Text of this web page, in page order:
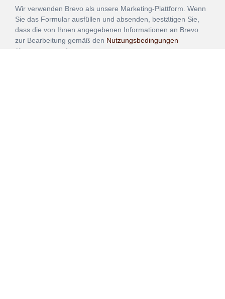
Wir verwenden Brevo als unsere Marketing-Plattform. Wenn
Sie das Formular ausfüllen und absenden, bestätigen Sie,
dass die von Ihnen angegebenen Informationen an Brevo
zur Bearbeitung gemäß den Nutzungsbedingungen
übertragen werden.